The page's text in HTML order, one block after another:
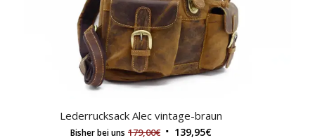
Lederrucksack Alec vintage-braun
Bisher bei uns 179,00€ 139,95€